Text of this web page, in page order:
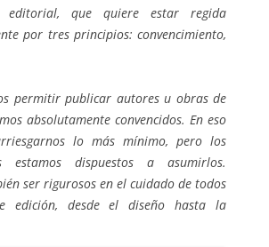
editorial, que quiere estar regida
por tres principios: convencimiento,
permitir publicar autores u obras de
absolutamente convencidos. En eso
lo más mínimo, pero los
estamos dispuestos a asumirlos.
ser rigurosos en el cuidado de todos
edición, desde el diseño hasta la